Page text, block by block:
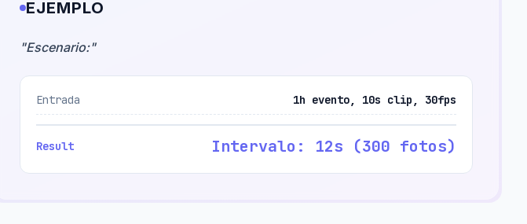
EJEMPLO
"Escenario:"
Entrada 1h evento, 10s clip, 30fps
Result Intervalo: 12s (300 fotos)